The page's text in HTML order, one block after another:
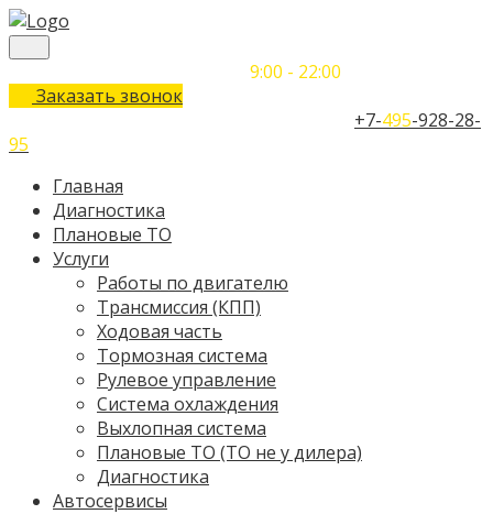
9:00 - 22:00
Заказать звонок
+7-495-928-28-
95
Главная
Диагностика
Плановые ТО
Услуги
Работы по двигателю
Трансмиссия (КПП)
Ходовая часть
Тормозная система
Рулевое управление
Система охлаждения
Выхлопная система
Плановые ТО (ТО не у дилера)
Диагностика
Автосервисы